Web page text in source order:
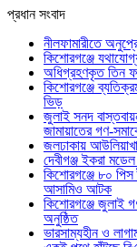
প্রধান সংবাদ
নীলফামারীতে
কিশোরগঞ্জে
অধিগ্রহণকৃত তিন
কিশোরগঞ্জে
ভিড়
জুলাই সনদ
জামায়াতের গণ-
জলঢাকায়
দেবীগঞ্জ ইকরা
কিশোরগঞ্জে ৮০ পিস
আসামিও আটক
কিশোরগঞ্জে জুলাই
অনুষ্ঠিত
ভারসাম্যহীন ও